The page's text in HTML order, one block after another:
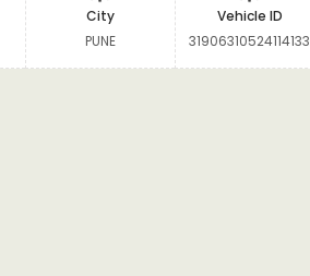
City
PUNE
Vehicle ID
31906310524114133